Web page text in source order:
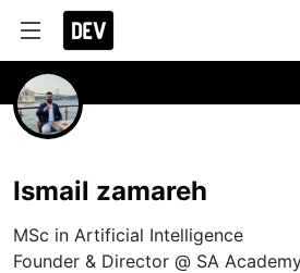
Ismail zamareh
MSc in Artificial Intelligence
Founder & Director @ SA